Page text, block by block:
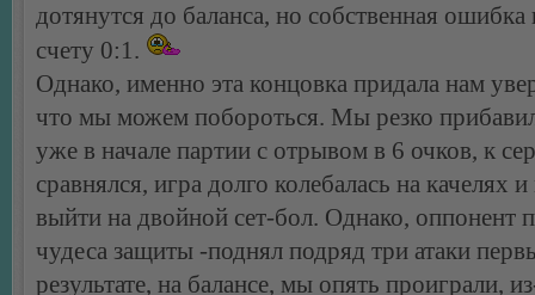
дотянутся до баланса, но собственная ошибка
счету 0:1.
Однако, именно эта концовка придала нам
что мы можем побороться. Мы резко
уже в начале партии с отрывом в 6 очков, к
сравнялся, игра долго колебалась на качелях
выйти на двойной сет-бол. Однако, оппонент
чудеса защиты -поднял подряд три атаки
результате, на балансе, мы опять проиграли,